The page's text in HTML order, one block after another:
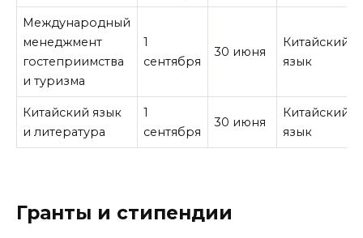
Международный
менеджмент
гостеприимства
и туризма
1
сентября
30 июня
Китайский
язык
Китайский язык
и литература
1
сентября
30 июня
Китайский
язык
Гранты и стипендии